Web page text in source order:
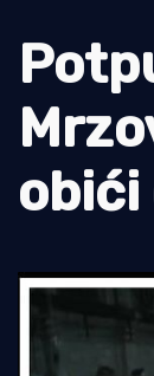
Tradicija i
obići